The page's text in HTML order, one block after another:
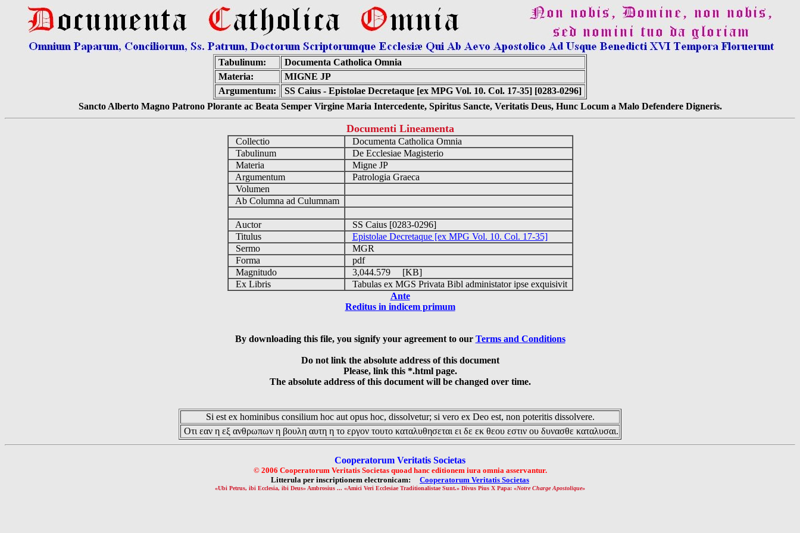
Tabulinum:
Documenta Catholica Omnia
Materia:
MIGNE JP
Argumentum:
SS Caius - Epistolae Decretaque [ex MPG Vol. 10. Col. 17-35] [0283-0296]
Sancto Alberto Magno Patrono Plorante ac Beata Semper Virgine Maria Intercedente, Spiritus Sancte, Veritatis Deus, Hunc Locum a Malo Defendere Digneris.
Documenti Lineamenta
Collectio
Documenta Catholica Omnia
Tabulinum
De Ecclesiae Magisterio
Materia
Migne JP
Argumentum
Patrologia Graeca
Volumen
Ab Columna ad Culumnam
Auctor
SS Caius [0283-0296]
Titulus
Epistolae Decretaque [ex MPG Vol. 10. Col. 17-35]
Sermo
MGR
Forma
pdf
Magnitudo
3,044.579 [KB]
Ex Libris
Tabulas ex MGS Privata Bibl administator ipse exquisivit
Ante
Reditus in indicem primum
By downloading this file, you signify your agreement to our Terms and Conditions
Do not link the absolute address of this document
Please, link this *.html page.
The absolute address of this document will be changed over time.
Si est ex hominibus consilium hoc aut opus hoc, dissolvetur; si vero ex Deo est, non poteritis dissolvere.
Οτι εαν η εξ ανθρωπων η βουλη αυτη η το εργον τουτο καταλυθησεται ει δε εκ θεου εστιν ου δυνασθε καταλυσαι.
Cooperatorum Veritatis Societas
© 2006 Cooperatorum Veritatis Societas quoad hanc editionem iura omnia asservantur.
Litterula per inscriptionem electronicam: Cooperatorum Veritatis Societas
«Ubi Petrus, ibi Ecclesia, ibi Deus» Ambrosius ... «Amici Veri Ecclesiae Traditionalistae Sunt.» Divus Pius X Papa: «Notre Charge Apostolique»